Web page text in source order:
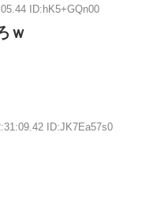
ID:hK5+GQn00
ｗ
ID:JK7Ea57s0